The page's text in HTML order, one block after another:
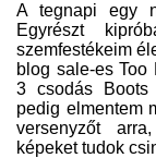
A tegnapi egy
Egyrészt
szemfestékeim
blog sale-es
3 csodás Boots
pedig elmentem
versenyzőt
képeket tudok